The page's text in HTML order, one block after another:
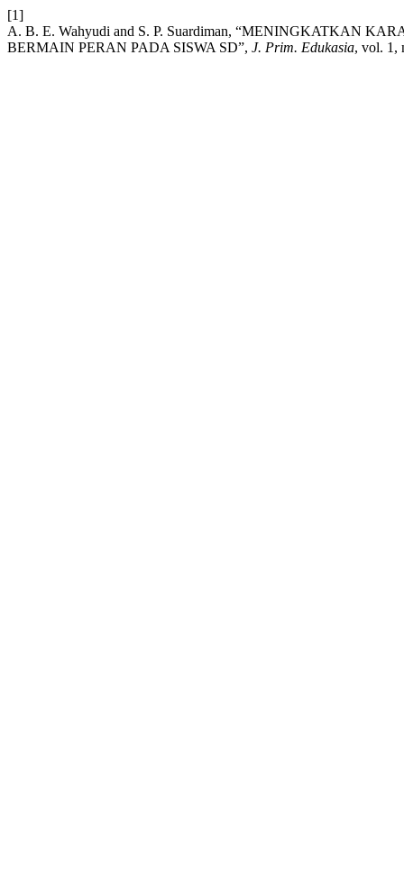
[1]
A. B. E. Wahyudi and S. P. Suardiman, “MENINGKATKAN
BERMAIN PERAN PADA SISWA SD”, J. Prim. Edukasia, vol. 1,